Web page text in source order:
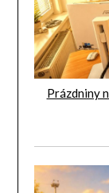
Prázdniny